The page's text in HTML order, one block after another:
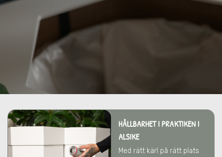
HÅLLBARHET I PRAKTIKEN I
ALSIKE
Med rätt kärl på rätt plats